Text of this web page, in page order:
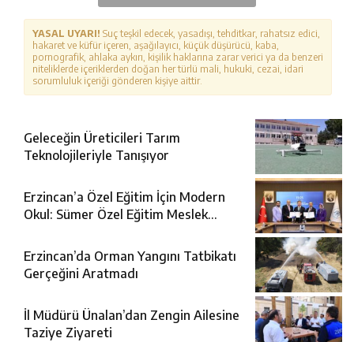
YASAL UYARI! Suç teşkil edecek, yasadışı, tehditkar, rahatsız edici,
hakaret ve küfür içeren, aşağılayıcı, küçük düşürücü, kaba,
pornografik, ahlaka aykırı, kişilik haklarına zarar verici ya da benzeri
niteliklerde içeriklerden doğan her türlü mali, hukuki, cezai, idari
sorumluluk içeriği gönderen kişiye aittir.
Geleceğin Üreticileri Tarım
Teknolojileriyle Tanışıyor
Erzincan’a Özel Eğitim İçin Modern
Okul: Sümer Özel Eğitim Meslek
Erzincan’da Orman Yangını Tatbikatı
Gerçeğini Aratmadı
İl Müdürü Ünalan’dan Zengin Ailesine
Taziye Ziyareti